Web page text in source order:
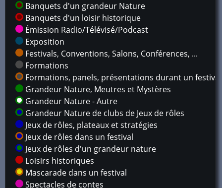
Banquets d'un grandeur Nature
Banquets d'un loisir historique
Émission Radio/Télévisé/Podcast
Exposition
Festivals, Conventions, Salons, Conférences, ...
Formations
Formations, panels, présentations durant un festival
Grandeur Nature, Meutres et Mystères
Grandeur Nature - Autre
Grandeur Nature de clubs de Jeux de rôles
Jeux de rôles, plateaux et stratégies
Jeux de rôles dans un festival
Jeux de rôles d'un grandeur nature
Loisirs historiques
Mascarade dans un festival
Spectacles de contes